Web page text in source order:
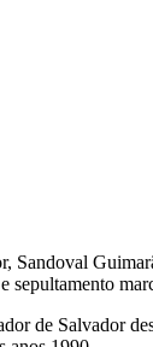
Sandoval
sepultamento
de Salvador